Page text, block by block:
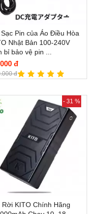
Pin của Áo Điều Hòa
Nhật Bản 100-240V
bỉ bảo vệ pin ...
đ
đ
- 31 %
Rời KITO Chính Hãng